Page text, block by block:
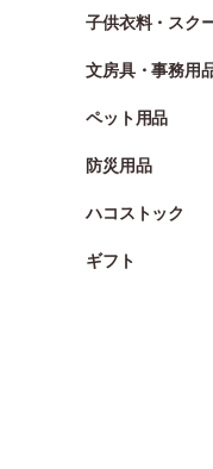
子供衣料・スク
文房具・事務用
ペット用品
防災用品
ハコストック
ギフト